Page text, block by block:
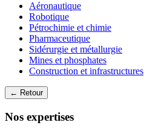
Aéronautique
Robotique
Pétrochimie et chimie
Pharmaceutique
Sidérurgie et métallurgie
Mines et phosphates
Construction et infrastructures
← Retour
Nos expertises